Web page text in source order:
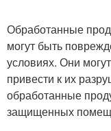
Обработанные
могут быть
условиях. Они
привести к их
обработанные
защищенных